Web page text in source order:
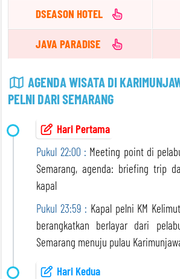
DSEASON HOTEL
JAVA PARADISE
AGENDA WISATA DI
PELNI DARI SEMARANG
Hari Pertama
Pukul 22:00 : Meeting point di
Semarang, agenda: briefing trip
kapal
Pukul 23:59 : Kapal pelni KM
berangkatkan berlayar dari
Semarang menuju pulau
Hari Kedua